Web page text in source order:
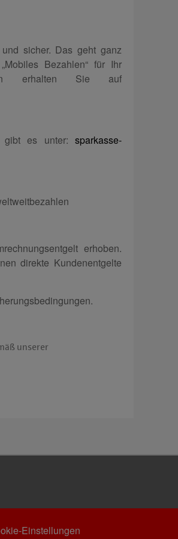
sicher. Das geht ganz
Bezahlen“ für Ihr
erhalten Sie auf
gibt es unter: sparkasse-
erhoben.
direkte Kundenentgelte
unserer
Einstellungen